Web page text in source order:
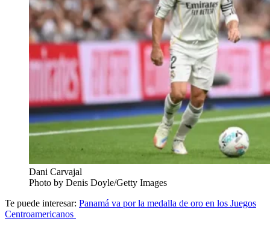
Dani Carvajal
Photo by Denis Doyle/Getty Images
Te puede interesar: Panamá va por la medalla de oro en los Juegos
Centroamericanos